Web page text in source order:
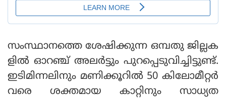
സംസ്ഥാനത്തെ ശേഷിക്കുന്ന ഒമ്പതു ജില്ലക
ളില്‍ ഓറഞ്ച് അലര്‍ട്ടും പുറപ്പെടുവിച്ചിട്ടുണ്ട്.
ഇടിമിന്നലിനും മണിക്കൂറില്‍ 50 കിലോമീറ്റര്‍
വരെ ശക്തമായ കാറ്റിനും സാധ്യത